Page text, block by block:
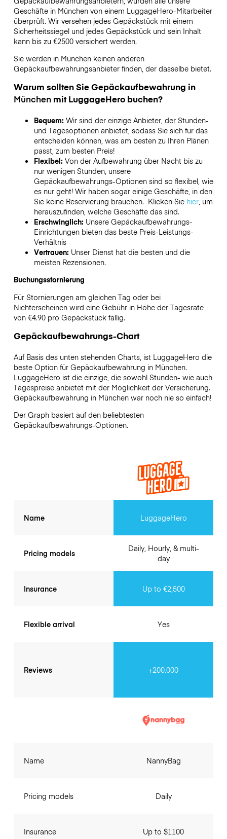
Geschäfte in Münchenvon einem LuggageHero-Mitarbeiter
überprüft. Wir versehen jedes Gepäckstück mit einem
Sicherheitssiegel und jedes Gepäckstück und sein Inhalt
kann bis zu €2500versichert werden.
Sie werden in Münchenkeinen anderen
Gepäckaufbewahrungsanbieter finden, der dasselbe bietet.
Warum sollten Sie Gepäckaufbewahrung in
Münchenmit LuggageHero buchen?
Bequem: Wir sind der einzige Anbieter, der Stunden-
und Tagesoptionen anbietet, sodass Sie sich für das
entscheiden können, was am besten zu Ihren Plänen
passt, zum besten Preis!
Flexibel: Von der Aufbewahrung über Nacht bis zu
nur wenigen Stunden, unsere
Gepäckaufbewahrungs-Optionen sind so flexibel, wie
es nur geht! Wir haben sogar einige Geschäfte, in den
Sie keine Reservierung brauchen. Klicken Sie hier, um
herauszufinden, welche Geschäfte das sind.
Erschwinglich: Unsere Gepäckaufbewahrungs-
Einrichtungen bieten das beste Preis-Leistungs-
Verhältnis
Vertrauen: Unser Dienst hat die besten und die
meisten Rezensionen.
Buchungsstornierung
Für Stornierungen am gleichen Tag oder bei
Nichterscheinen wird eine Gebühr in Höhe der Tagesrate
von €4.90 pro Gepäckstück fällig.
Gepäckaufbewahrungs-Chart
Auf Basis des unten stehenden Charts, ist LuggageHero die
beste Option für Gepäckaufbewahrung in München.
LuggageHero ist die einzige, die sowohl Stunden- wie auch
Tagespreise anbietet mit der Möglichkeit der Versicherung.
Gepäckaufbewahrung in Münchenwar noch nie so einfach!
Der Graph basiert auf den beliebtesten
Gepäckaufbewahrungs-Optionen.
Name
Pricing models
Insurance
Flexible arrival
Reviews
LuggageHero
Daily, Hourly, & multi-
day
Up to €2,500
Yes
+200.000
Name
Pricing models
Insurance
NannyBag
Daily
Up to $1100